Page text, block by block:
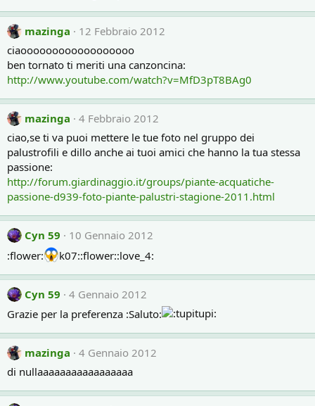
mazinga
12 Febbraio 2012
ciaoooooooooooooooooo
ben tornato ti meriti una canzoncina:
http://www.youtube.com/watch?v=MfD3pT8BAg0
mazinga
4 Febbraio 2012
ciao,se ti va puoi mettere le tue foto nel gruppo dei
palustrofili e dillo anche ai tuoi amici che hanno la tua stessa
passione:
http://forum.giardinaggio.it/groups/piante-acquatiche-
passione-d939-foto-piante-palustri-stagione-2011.html
Cyn 59
10 Gennaio 2012
:flower:
k07::flower::love_4:
Cyn 59
4 Gennaio 2012
Grazie per la preferenza :Saluto:
mazinga
4 Gennaio 2012
di nullaaaaaaaaaaaaaaaaa